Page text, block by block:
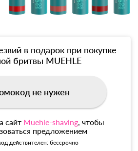
в подарок при покупке
бритвы MUEHLE
не нужен
сайт Muehle-shaving, чтобы
предложением
действителен: бессрочно